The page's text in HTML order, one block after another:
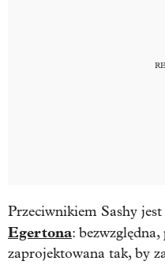
Przeciwnikiem Sashy
Egertona:
zaprojektowana tak, by